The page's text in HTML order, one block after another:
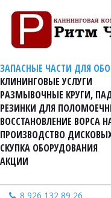
ЗАПАСНЫЕ ЧАСТИ ДЛЯ
КЛИНИНГОВЫЕ УСЛУГИ
РАЗМЫВОЧНЫЕ КРУГИ,
РЕЗИНКИ ДЛЯ
ВОССТАНОВЛЕНИЕ ВОРСА
ПРОИЗВОДСТВО
СКУПКА ОБОРУДОВАНИЯ
АКЦИИ
8 926 132 89 26